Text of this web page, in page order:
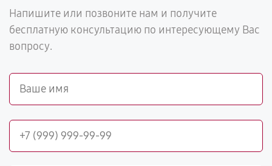
Напишите или позвоните нам и получите
бесплатную консультацию по интересующему Вас
вопросу.